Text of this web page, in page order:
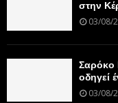
στην
03/08/
Σαρόκο
οδηγεί
03/08/